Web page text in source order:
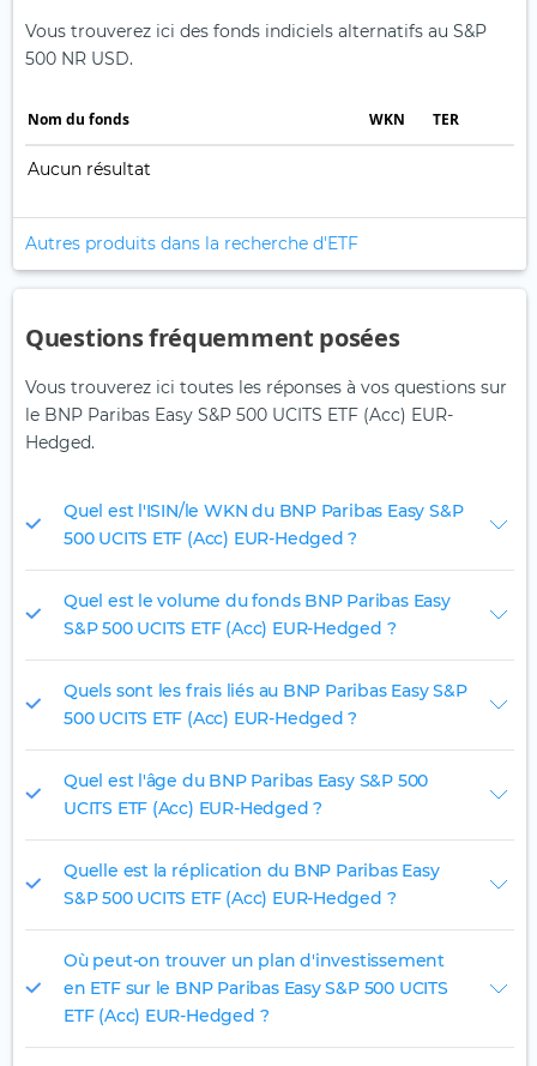
Vous trouverez ici des fonds indiciels alternatifs au S&P
500 NR USD.
Nom du fonds WKN TER
Aucun résultat
Autres produits dans la recherche d'ETF
Questions fréquemment posées
Vous trouverez ici toutes les réponses à vos questions sur
le BNP Paribas Easy S&P 500 UCITS ETF (Acc) EUR-
Hedged.
Quel est l'ISIN/le WKN du BNP Paribas Easy S&P
500 UCITS ETF (Acc) EUR-Hedged ?
Quel est le volume du fonds BNP Paribas Easy
S&P 500 UCITS ETF (Acc) EUR-Hedged ?
Quels sont les frais liés au BNP Paribas Easy S&P
500 UCITS ETF (Acc) EUR-Hedged ?
Quel est l'âge du BNP Paribas Easy S&P 500
UCITS ETF (Acc) EUR-Hedged ?
Quelle est la réplication du BNP Paribas Easy
S&P 500 UCITS ETF (Acc) EUR-Hedged ?
Où peut-on trouver un plan d'investissement
en ETF sur le BNP Paribas Easy S&P 500 UCITS
ETF (Acc) EUR-Hedged ?